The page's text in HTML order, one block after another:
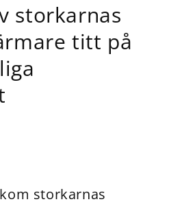
storkarnas
titt på
storkarnas